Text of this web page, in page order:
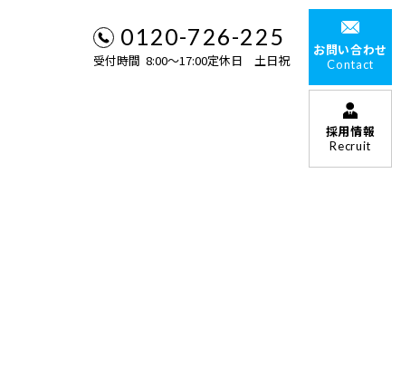
0120-726-225
受付時間 8:00〜17:00定休日 土日祝
お問い合わせ
Contact
採用情報
Recruit